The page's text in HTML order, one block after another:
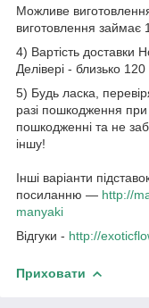
Можливе
виготовлення займає
4) Вартість доставки
Делівері - близько
5) Будь ласка,
разі пошкодження при
пошкодженні та не
іншу!
Інші варіанти
посиланню — http://
manyaki​
Відгуки - http://
Приховати